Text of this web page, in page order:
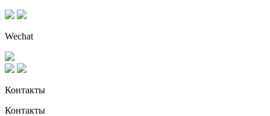
Wechat
Контакты
Контакты